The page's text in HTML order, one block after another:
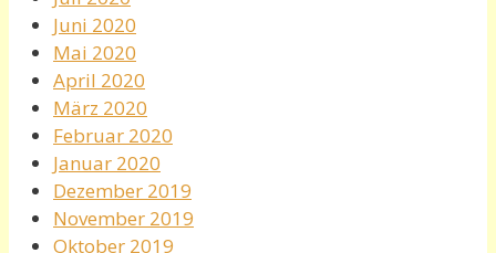
Juni 2020
Mai 2020
April 2020
März 2020
Februar 2020
Januar 2020
Dezember 2019
November 2019
Oktober 2019